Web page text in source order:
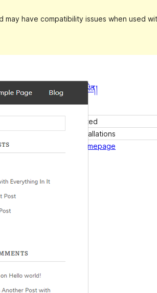
have compatibility issues when used
སྔོན་ལྟ། ཕབ་ལེན།
Last updated
Active installations
Theme homepage